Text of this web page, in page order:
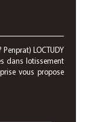
LOCTUDY
dans lotissement
vous propose